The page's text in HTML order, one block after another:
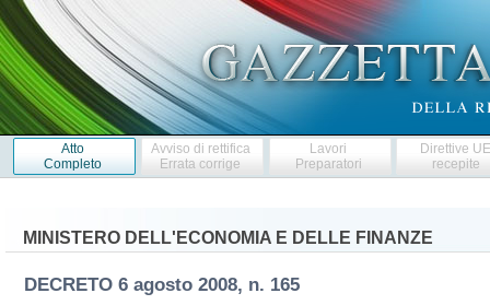
Atto
Completo
Avviso di rettifica
Errata corrige
Lavori
Preparatori
Direttive
recepite
MINISTERO DELL'ECONOMIA E DELLE FINANZE
DECRETO 6 agosto 2008, n. 165